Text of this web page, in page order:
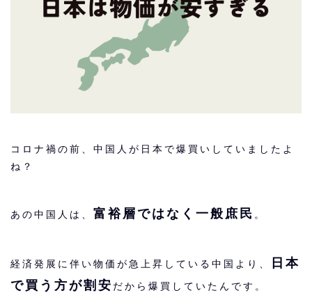
コロナ禍の前、中国人が日本で爆買いしていましたよ
ね？
あの中国人は、 富裕層ではなく 一般庶民 。
経済発展に伴い物価が急上昇している中国より、
日本
で買う方が割安 だから爆買していたんです。